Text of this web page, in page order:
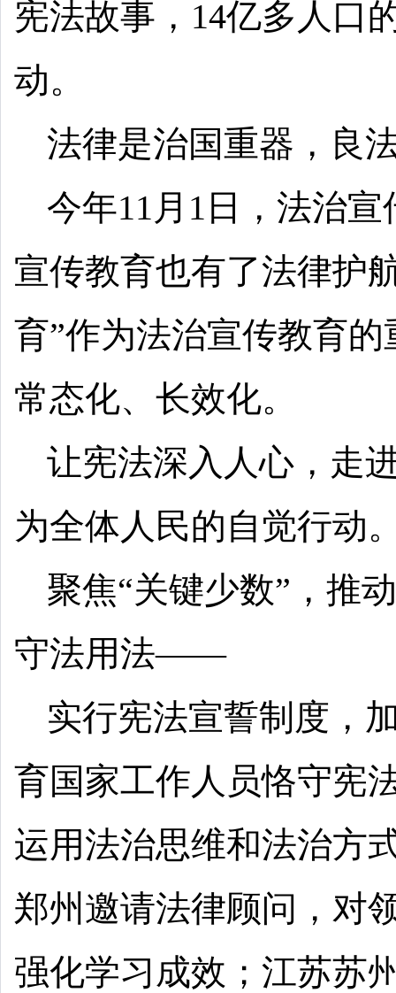
宪法故事，14亿多人口
动。
法律是治国重器，良
今年11月1日，法治
宣传教育也有了法律护
育”作为法治宣传教育
常态化、长效化。
让宪法深入人心，走
为全体人民的自觉行动
聚焦“关键少数”，推
守法用法——
实行宪法宣誓制度，
育国家工作人员恪守宪
运用法治思维和法治方
郑州邀请法律顾问，对
强化学习成效；江苏苏